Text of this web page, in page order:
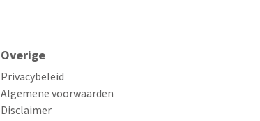
Overige
Privacybeleid
Algemene voorwaarden
Disclaimer